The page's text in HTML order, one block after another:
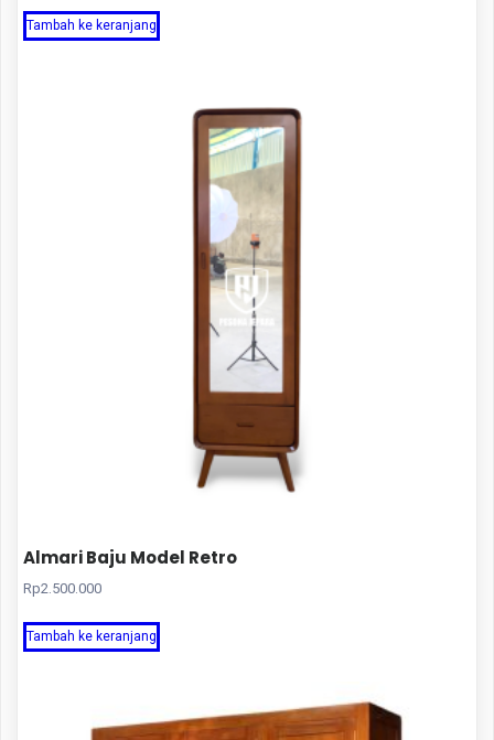
Tambah ke keranjang
Almari Baju Model Retro
Rp2.500.000
Tambah ke keranjang